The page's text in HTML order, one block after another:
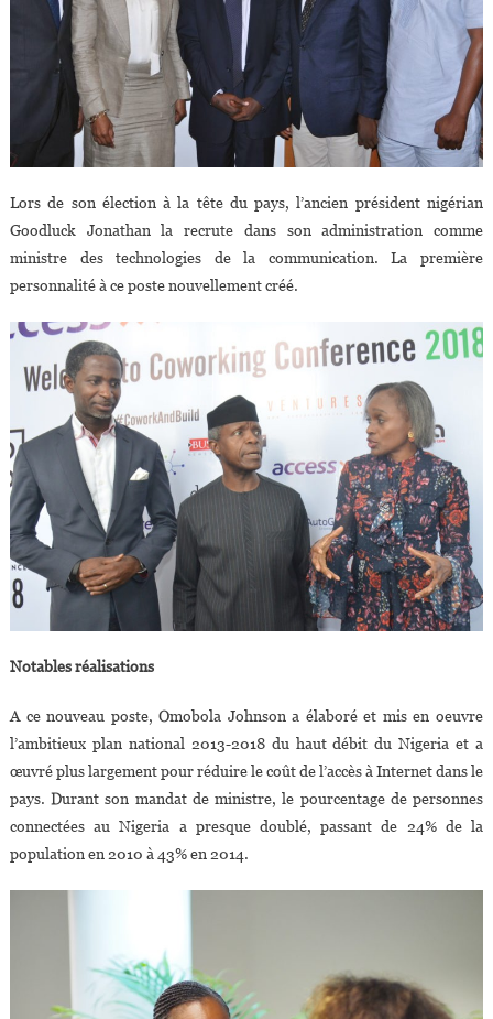
Lors de son élection à la tête du pays, l’ancien président nigérian
Goodluck Jonathan la recrute dans son administration comme
ministre des technologies de la communication. La première
personnalité à ce poste nouvellement créé.
Notables réalisations
A ce nouveau poste, Omobola Johnson a élaboré et mis en oeuvre
l’ambitieux plan national 2013-2018 du haut débit du Nigeria et a
œuvré plus largement pour réduire le coût de l’accès à Internet dans le
pays. Durant son mandat de ministre, le pourcentage de personnes
connectées au Nigeria a presque doublé, passant de 24% de la
population en 2010 à 43% en 2014.